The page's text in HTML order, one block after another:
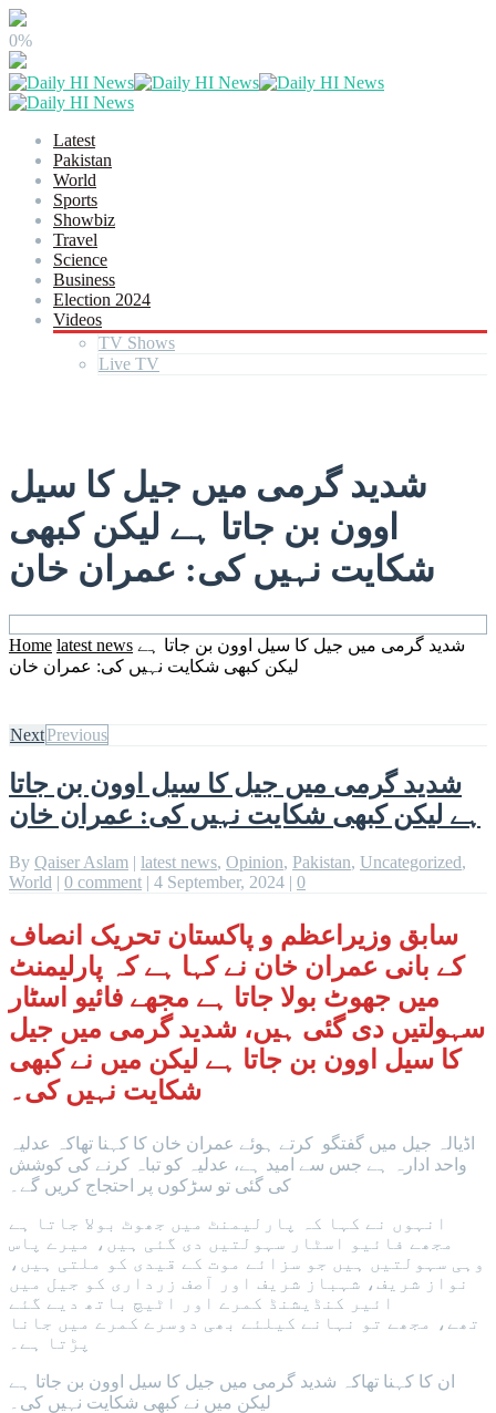
0%
Latest
Pakistan
World
Sports
Showbiz
Travel
Science
Business
Election 2024
Videos
TV Shows
Live TV
شدید گرمی میں جیل کا سیل
اوون بن جاتا ہے لیکن کبھی
شکایت نہیں کی: عمران خان
Home latest news شدید گرمی میں جیل کا سیل اوون بن جاتا ہے
لیکن کبھی شکایت نہیں کی: عمران خان
NextPrevious
شدید گرمی میں جیل کا سیل اوون بن جاتا
ہے لیکن کبھی شکایت نہیں کی: عمران خان
By Qaiser Aslam | latest news, Opinion, Pakistan, Uncategorized,
World | 0 comment | 4 September, 2024 | 0
سابق وزیراعظم و پاکستان تحریک انصاف
کے بانی عمران خان نے کہا ہے کہ پارلیمنٹ
میں جھوٹ بولا جاتا ہے مجھے فائیو اسٹار
سہولتیں دی گئی ہیں، شدید گرمی میں جیل
کا سیل اوون بن جاتا ہے لیکن میں نے کبھی
شکایت نہیں کی۔
اڈیالہ جیل میں گفتگو کرتے ہوئے عمران خان کا کہنا تھاکہ عدلیہ
واحد ادارہ ہے جس سے امید ہے، عدلیہ کو تباہ کرنے کی کوشش
کی گئی تو سڑکوں پر احتجاج کریں گے۔
انہوں نے کہا کہ پارلیمنٹ میں جھوٹ بولا جاتا ہے
مجھے فائیو اسٹار سہولتیں دی گئی ہیں، میرے پاس
وہی سہولتیں ہیں جو سزائے موت کے قیدی کو ملتی ہیں،
نواز شریف، شہباز شریف اور آصف زرداری کو جیل میں
ائیر کنڈیشنڈ کمرے اور اٹیچ باتھ دیے گئے
تھے، مجھے تو نہانے کیلئے بھی دوسرے کمرے میں جانا
پڑتا ہے۔
ان کا کہنا تھاکہ شدید گرمی میں جیل کا سیل اوون بن جاتا ہے
لیکن میں نے کبھی شکایت نہیں کی۔